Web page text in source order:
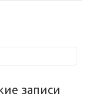
записи